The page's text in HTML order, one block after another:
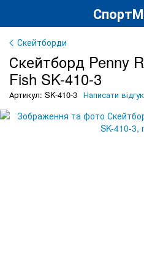
Скейтборди
Скейтборд Penny
Fish SK-410-3
Артикул: SK-410-3 Написати відгук